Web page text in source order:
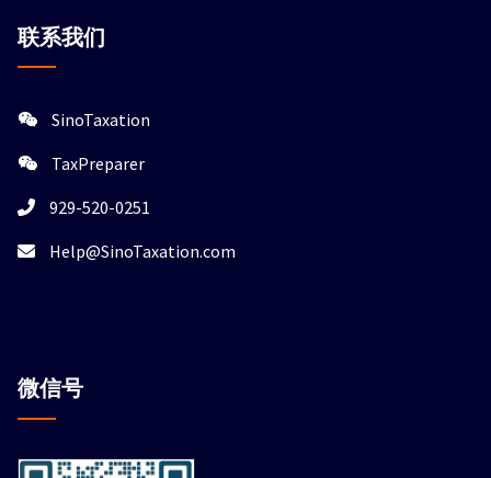
联系我们
SinoTaxation
TaxPreparer
929-520-0251
Help@SinoTaxation.com
微信号